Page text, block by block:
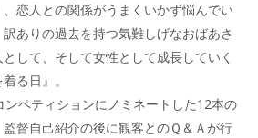
恋人との関係がうまくいかず悩んでい
ありの過去を持つ気難しげなおばあさ
して、そして女性として成長していく
る日』。
ペティションにノミネートした12本の
督自己紹介の後に観客とのＱ＆Ａが行